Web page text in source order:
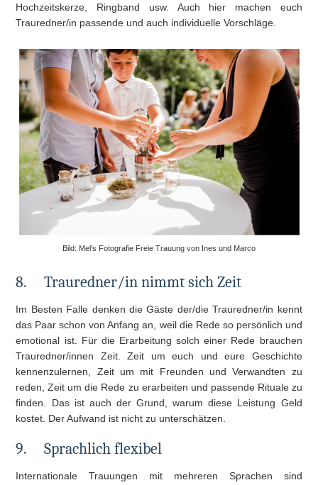
Hochzeitskerze, Ringband usw. Auch hier machen euch
Trauredner/in passende und auch individuelle Vorschläge.
Bild: Mel's Fotografie Freie Trauung von Ines und Marco
8. Trauredner/in nimmt sich Zeit
Im Besten Falle denken die Gäste der/die Trauredner/in kennt
das Paar schon von Anfang an, weil die Rede so persönlich und
emotional ist. Für die Erarbeitung solch einer Rede brauchen
Trauredner/innen Zeit. Zeit um euch und eure Geschichte
kennenzulernen, Zeit um mit Freunden und Verwandten zu
reden, Zeit um die Rede zu erarbeiten und passende Rituale zu
finden. Das ist auch der Grund, warum diese Leistung Geld
kostet. Der Aufwand ist nicht zu unterschätzen.
9. Sprachlich flexibel
Internationale Trauungen mit mehreren Sprachen sind